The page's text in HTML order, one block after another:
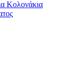
Κολονάκια